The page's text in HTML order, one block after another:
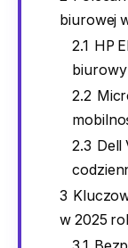
biurowej
2.1
HP
2.2
2.3
3
w 2025